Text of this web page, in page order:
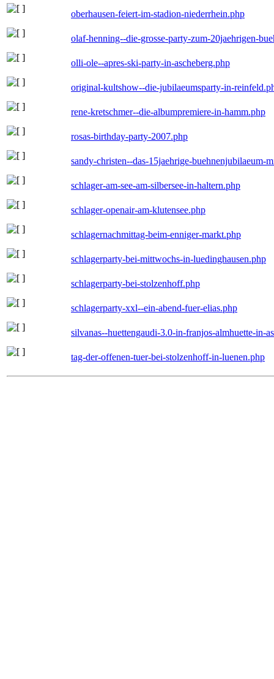
oberhausen-feiert-im-stadion-niederrhein.php
olaf-henning--die-grosse-party-zum-20jaehrigen-
olli-ole--apres-ski-party-in-ascheberg.php
original-kultshow--die-jubilaeumsparty-in-
rene-kretschmer--die-albumpremiere-in-hamm.php
rosas-birthday-party-2007.php
sandy-christen--das-15jaehrige-buehnenjubilaeum-
schlager-am-see-am-silbersee-in-haltern.php
schlager-openair-am-klutensee.php
schlagernachmittag-beim-enniger-markt.php
schlagerparty-bei-mittwochs-in-luedinghausen.php
schlagerparty-bei-stolzenhoff.php
schlagerparty-xxl--ein-abend-fuer-elias.php
silvanas--huettengaudi-3.0-in-franjos-almhuette-in-
tag-der-offenen-tuer-bei-stolzenhoff-in-luenen.php